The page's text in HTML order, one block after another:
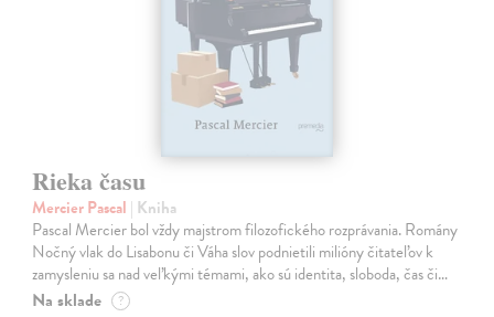
Rieka času
Mercier Pascal | Kniha
Pascal Mercier bol vždy majstrom filozofického rozprávania. Romány
Nočný vlak do Lisabonu či Váha slov podnietili milióny čitateľov k
zamysleniu sa nad veľkými témami, ako sú identita, sloboda, čas či…
Na sklade ?